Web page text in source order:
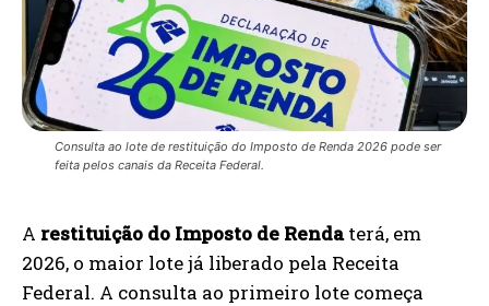
Consulta ao lote de restituição do Imposto de Renda 2026 pode ser
feita pelos canais da Receita Federal.
A restituição do Imposto de Rendaterá, em
2026, o maior lote já liberado pela Receita
Federal. A consulta ao primeiro lote começa